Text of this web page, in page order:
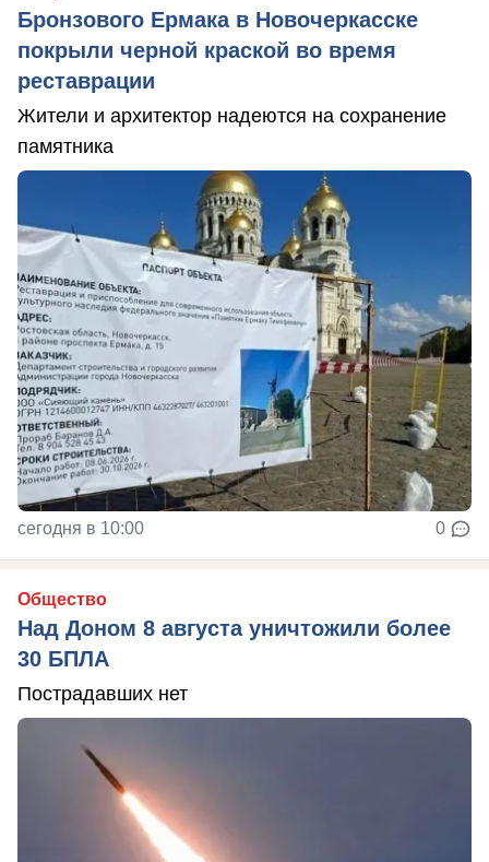
Бронзового Ермака в Новочеркасске
покрыли черной краской во время
реставрации
Жители и архитектор надеются на сохранение
памятника
сегодня в 10:00 0
Общество
Над Доном 8 августа уничтожили более
30 БПЛА
Пострадавших нет